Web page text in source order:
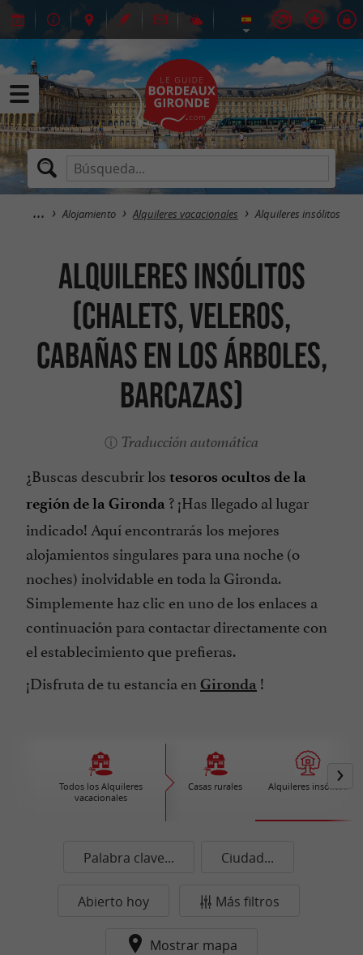
Alojamiento Alquileres vacacionales Alquileres insólitos
Alquileres insólitos
(chalets, veleros,
cabañas en los árboles,
barcazas)
Traducción automática
¿Buscas descubrir los tesoros ocultos de la
región de la Gironda ? ¡Has llegado al lugar
indicado! Aquí encontrarás los mejores
alojamientos singulares para una noche (o
noches) inolvidable en toda la Gironda.
Simplemente haz clic en uno de los enlaces a
continuación para contactar directamente con
el establecimiento que prefieras.
¡Disfruta de tu estancia en Gironda !
Todos los Alquileres
vacacionales
Casas rurales Alquileres insólitos
Palabra clave... Ciudad...
Abierto hoy Más filtros
Mostrar mapa